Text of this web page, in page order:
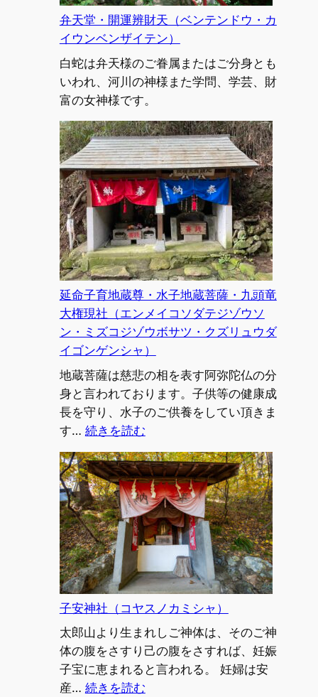
（マ
ツ
ウ
ジ
ジ
ン
ジ
ャ
オ
ク
シ
ャ）
弁天堂・開運辨財天（ベンテンドウ・カ
イウンベンザイテン）
白蛇は弁天様のご眷属またはご分身とも
いわれ、河川の神様また学問、学芸、財
富の女神様です。
延命子育地蔵尊・水子地蔵菩薩・九頭竜
大権現社（エンメイコソダテジゾウソ
ン・ミズコジゾウボサツ・クズリュウダ
イゴンゲンシャ）
地蔵菩薩は慈悲の相を表す阿弥陀仏の分
身と言われております。子供等の健康成
長を守り、水子のご供養をしてい頂きま
す… 続きを読む:
命
子
育
地
蔵
水
子
地
蔵
菩
薩・
九
子安神社（コヤスノカミシャ）
太郎山より生まれしご神体は、そのご神
体の腹をさすり己の腹をさすれば、妊娠
子宝に恵まれると言われる。 妊婦は安
産… 続きを読む: